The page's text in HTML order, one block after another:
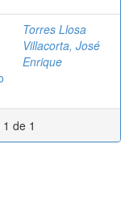
Torres Llosa
Villacorta, José
Enrique
de 1